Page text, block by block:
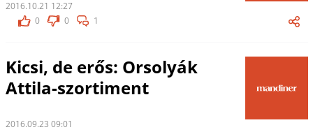
2016.10.21 12:27
0
0 1
Kicsi, de erős: Orsolyák
Attila-szortiment
2016.09.23 09:01